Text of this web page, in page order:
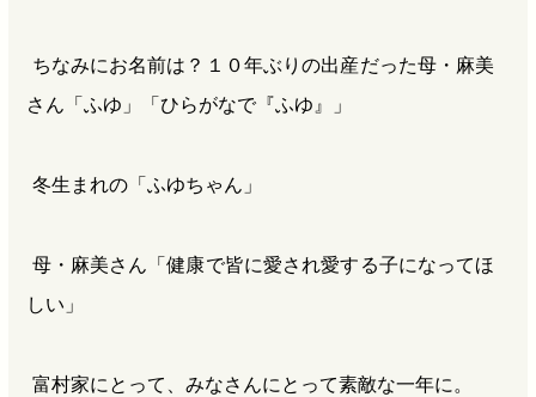
ちなみにお名前は？１０年ぶりの出産だった母・麻美
さん「ふゆ」「ひらがなで『ふゆ』」
冬生まれの「ふゆちゃん」
母・麻美さん「健康で皆に愛され愛する子になってほ
しい」
富村家にとって、みなさんにとって素敵な一年に。